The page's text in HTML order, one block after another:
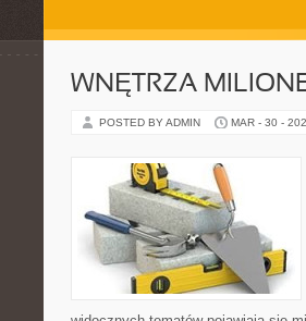
WNĘTRZA
POSTED BY ADMIN MAR - 30 -